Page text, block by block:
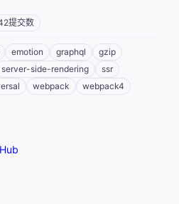
提交数
emotion graphql
gzip
server-side-rendering
ssr
webpack
webpack4